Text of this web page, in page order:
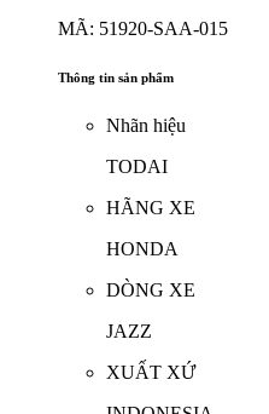
MÃ: 51920-SAA-015
Thông tin sản phẩm
Nhãn hiệu
TODAI
HÃNG XE
HONDA
DÒNG XE
JAZZ
XUẤT XỨ